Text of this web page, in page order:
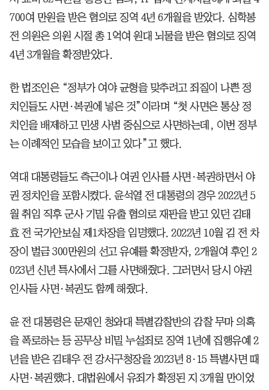
700여 만원을 받은 혐의로 징역 4년 6개월을 받았다. 심학봉
전 의원은 의원 시절 총 1억여 원대 뇌물을 받은 혐의로 징역
4년 3개월을 확정받았다.
한 법조인은 “정부가 여야 균형을 맞추려고 죄질이 나쁜 정
치인들도 사면·복권에 넣은 것”이라며 “첫 사면은 통상 정
치인을 배제하고 민생 사범 중심으로 사면하는데, 이번 정부
는 이례적인 모습을 보이고 있다”고 했다.
역대 대통령들도 측근이나 여권 인사를 사면·복권하면서 야
권 정치인을 포함시켰다. 윤석열 전 대통령의 경우 2022년 5
월 취임 직후 군사 기밀 유출 혐의로 재판을 받고 있던 김태
효 전 국가안보실 제1차장을 임명했다. 2022년 10월 김 전 차
장이 벌금 300만원의 선고 유예를 확정받자, 2개월여 후인 2
023년 신년 특사에서 그를 사면해줬다. 그러면서 당시 야권
인사들 사면·복권도 함께 해줬다.
윤 전 대통령은 문재인 청와대 특별감찰반의 감찰 무마 의혹
을 폭로하는 등 공무상 비밀 누설죄로 징역 1년에 집행유예 2
년을 받은 김태우 전 강서구청장을 2023년 8·15 특별사면 때
사면·복권했다. 대법원에서 유죄가 확정된 지 3개월 만이었